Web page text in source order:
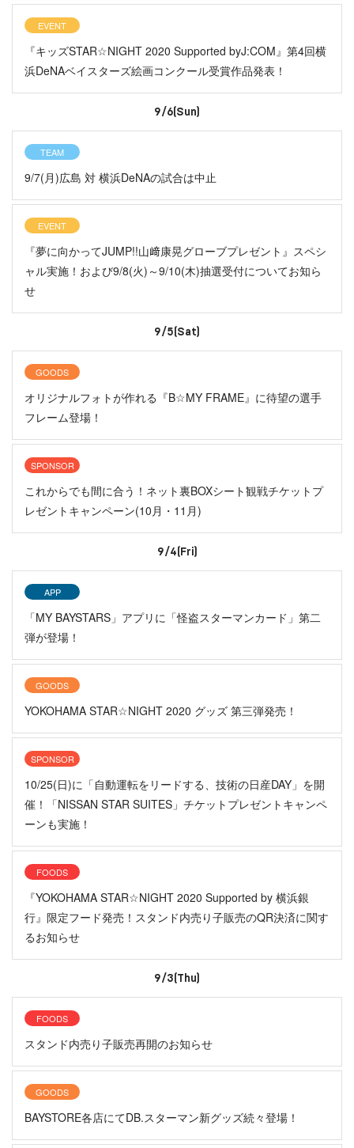
EVENT
『キッズSTAR☆NIGHT 2020 Supported byJ:COM』第4回横
浜DeNAベイスターズ絵画コンクール受賞作品発表！
9/6(Sun)
TEAM
9/7(月)広島 対 横浜DeNAの試合は中止
EVENT
『夢に向かってJUMP!!山﨑康晃グローブプレゼント』スペシ
ャル実施！および9/8(火)～9/10(木)抽選受付についてお知ら
せ
9/5(Sat)
GOODS
オリジナルフォトが作れる『B☆MY FRAME』に待望の選手
フレーム登場！
SPONSOR
これからでも間に合う！ネット裏BOXシート観戦チケットプ
レゼントキャンペーン(10月・11月)
9/4(Fri)
APP
「MY BAYSTARS」アプリに「怪盗スターマンカード」第二
弾が登場！
GOODS
YOKOHAMA STAR☆NIGHT 2020 グッズ 第三弾発売！
SPONSOR
10/25(日)に「自動運転をリードする、技術の日産DAY」を開
催！「NISSAN STAR SUITES」チケットプレゼントキャンペ
ーンも実施！
FOODS
『YOKOHAMA STAR☆NIGHT 2020 Supported by 横浜銀
行』限定フード発売！スタンド内売り子販売のQR決済に関す
るお知らせ
9/3(Thu)
FOODS
スタンド内売り子販売再開のお知らせ
GOODS
BAYSTORE各店にてDB.スターマン新グッズ続々登場！